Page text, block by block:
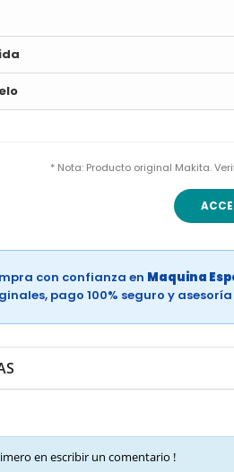
* Nota: Producto original Makita.
con confianza en Maquina
pago 100% seguro y
en escribir un comentario !